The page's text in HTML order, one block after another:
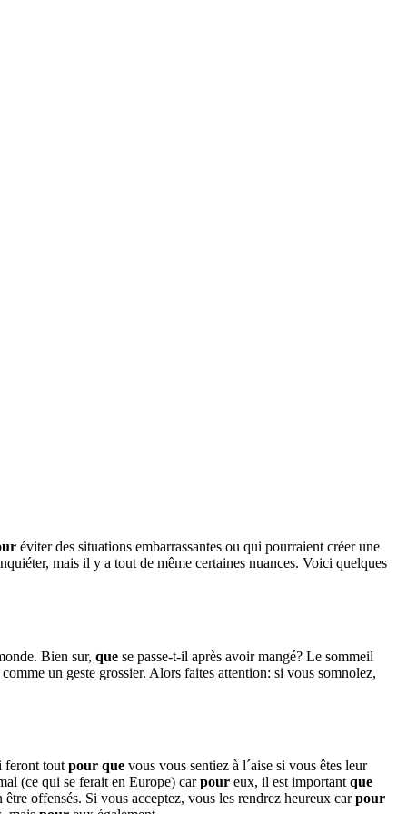
éviter des situations embarrassantes ou qui pourraient créer une
mais il y a tout de même certaines nuances. Voici quelques
Bien sur, que se passe-t-il après avoir mangé? Le sommeil
un geste grossier. Alors faites attention: si vous somnolez,
feront tout pour que vous vous sentiez à l´aise si vous êtes leur
(ce qui se ferait en Europe) carpour eux, il est important que
être offensés. Si vous acceptez, vous les rendrez heureux carpour